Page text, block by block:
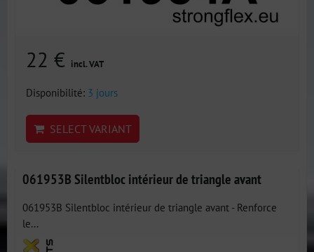
22 € incl. VAT
Disponibilité: 3 jours
SELECT VARIANT
061953B Silentbloc intérieur de triangle avant
061953B Silentbloc intérieur de triangle avant - Renforce
le...